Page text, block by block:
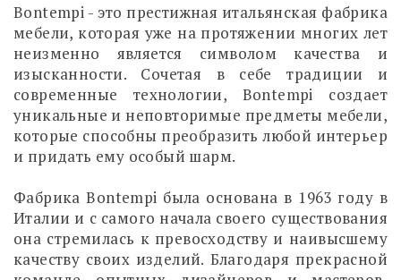
Bontempi - это престижная итальянская фабрика
мебели, которая уже на протяжении многих лет
неизменно является символом качества и
изысканности. Сочетая в себе традиции и
современные технологии, Bontempi создает
уникальные и неповторимые предметы мебели,
которые способны преобразить любой интерьер
и придать ему особый шарм.
Фабрика Bontempi была основана в 1963 году в
Италии и с самого начала своего существования
она стремилась к превосходству и наивысшему
качеству своих изделий. Благодаря прекрасной